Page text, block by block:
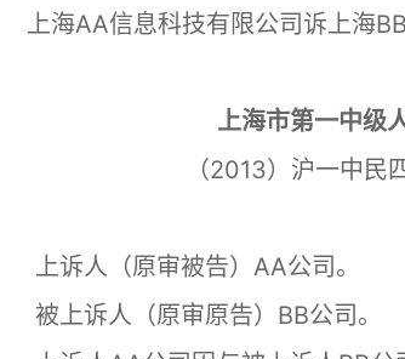
上海AA信息科技有限公司诉上海
上海市第一中级
（2013）沪一中民
上诉人（原审被告）AA公司。
被上诉人（原审原告）BB公司。